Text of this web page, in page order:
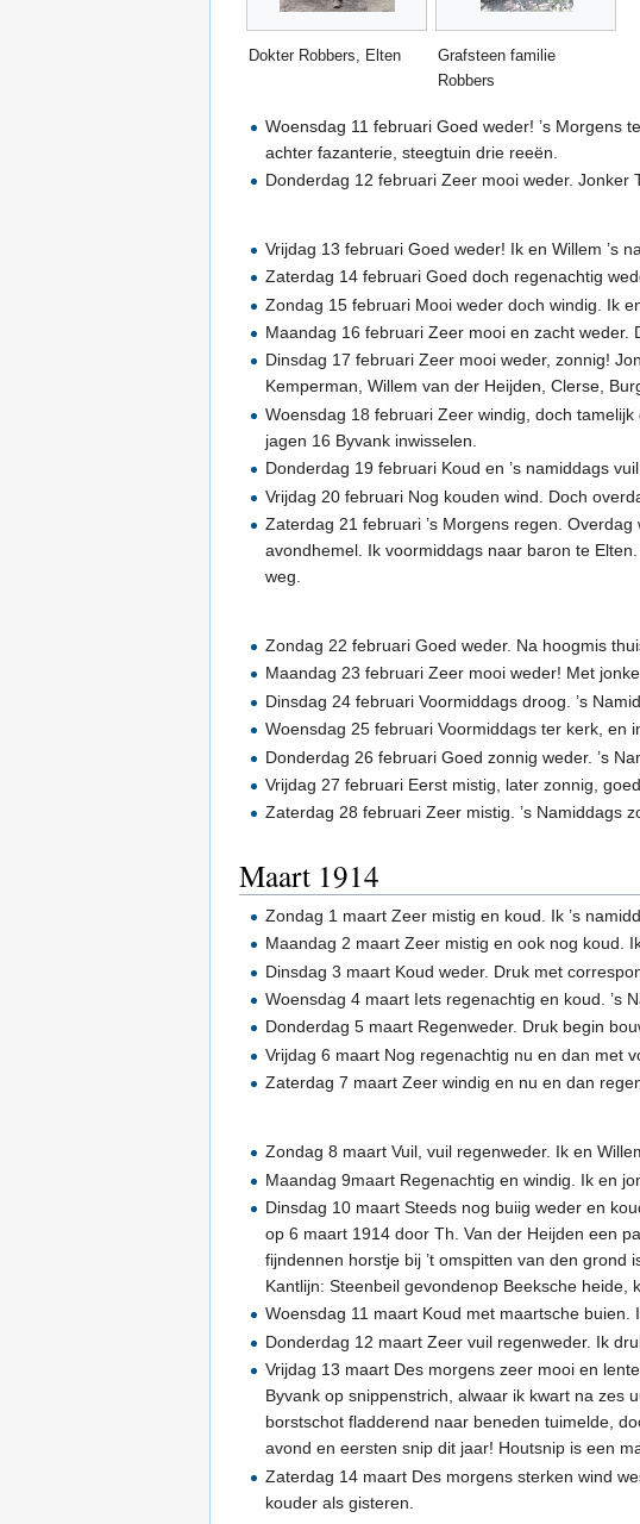
Dokter Robbers, Elten
Grafsteen familie
Robbers
Woensdag 11 februari Goed weder! ’s Morgens
achter fazanterie, steegtuin drie reeën.
Donderdag 12 februari Zeer mooi weder. Jonker
Vrijdag 13 februari Goed weder! Ik en Willem ’s
Zaterdag 14 februari Goed doch regenachtig
Zondag 15 februari Mooi weder doch windig. Ik
Maandag 16 februari Zeer mooi en zacht weder.
Dinsdag 17 februari Zeer mooi weder, zonnig!
Kemperman, Willem van der Heijden, Clerse,
Woensdag 18 februari Zeer windig, doch
jagen 16 Byvank inwisselen.
Donderdag 19 februari Koud en ’s namiddags
Vrijdag 20 februari Nog kouden wind. Doch
Zaterdag 21 februari ’s Morgens regen.
avondhemel. Ik voormiddags naar baron te
weg.
Zondag 22 februari Goed weder. Na hoogmis
Maandag 23 februari Zeer mooi weder! Met
Dinsdag 24 februari Voormiddags droog. ’s
Woensdag 25 februari Voormiddags ter kerk, en
Donderdag 26 februari Goed zonnig weder. ’s
Vrijdag 27 februari Eerst mistig, later zonnig,
Zaterdag 28 februari Zeer mistig. ’s Namiddags
Maart 1914
Zondag 1 maart Zeer mistig en koud. Ik ’s
Maandag 2 maart Zeer mistig en ook nog koud.
Dinsdag 3 maart Koud weder. Druk met
Woensdag 4 maart Iets regenachtig en koud. ’s
Donderdag 5 maart Regenweder. Druk begin
Vrijdag 6 maart Nog regenachtig nu en dan met
Zaterdag 7 maart Zeer windig en nu en dan
Zondag 8 maart Vuil, vuil regenweder. Ik en
Maandag 9maart Regenachtig en windig. Ik en
Dinsdag 10 maart Steeds nog buiig weder en
op 6 maart 1914 door Th. Van der Heijden een
fijndennen horstje bij ’t omspitten van den grond
Kantlijn: Steenbeil gevondenop Beeksche heide,
Woensdag 11 maart Koud met maartsche
Donderdag 12 maart Zeer vuil regenweder. Ik
Vrijdag 13 maart Des morgens zeer mooi en
Byvank op snippenstrich, alwaar ik kwart na zes
borstschot fladderend naar beneden tuimelde,
avond en eersten snip dit jaar! Houtsnip is een
Zaterdag 14 maart Des morgens sterken wind
kouder als gisteren.